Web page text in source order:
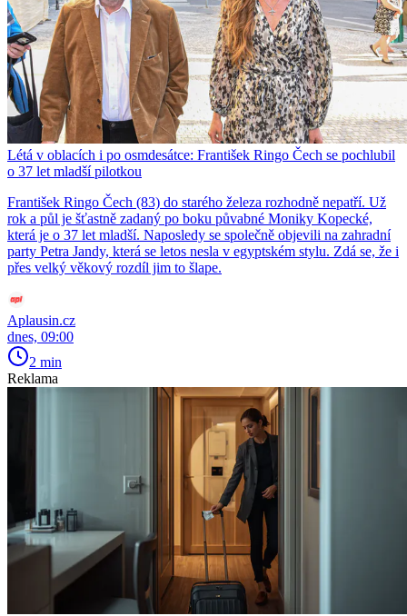
Létá v oblacích i po osmdesátce: František Ringo Čech se pochlubil
o 37 let mladší pilotkou
František Ringo Čech (83) do starého železa rozhodně nepatří. Už
rok a půl je šťastně zadaný po boku půvabné Moniky Kopecké,
která je o 37 let mladší. Naposledy se společně objevili na zahradní
party Petra Jandy, která se letos nesla v egyptském stylu. Zdá se, že i
přes velký věkový rozdíl jim to šlape.
Aplausin.cz
dnes, 09:00
2 min
Reklama